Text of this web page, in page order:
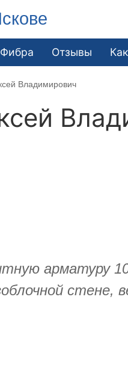
Фибра Отзывы
Владимирович
арматуру